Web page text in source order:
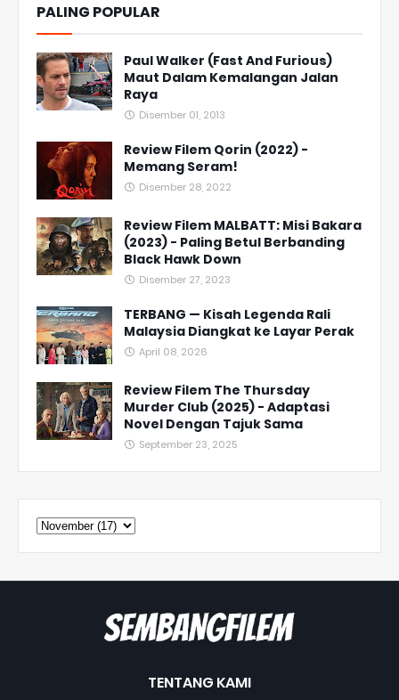
PALING POPULAR
Paul Walker (Fast And Furious)
Maut Dalam Kemalangan Jalan
Raya
Disember 01, 2013
Review Filem Qorin (2022) -
Memang Seram!
Disember 28, 2022
Review Filem MALBATT: Misi Bakara
(2023) - Paling Betul Berbanding
Black Hawk Down
Disember 27, 2023
TERBANG — Kisah Legenda Rali
Malaysia Diangkat ke Layar Perak
April 08, 2026
Review Filem The Thursday
Murder Club (2025) - Adaptasi
Novel Dengan Tajuk Sama
September 23, 2025
TENTANG KAMI